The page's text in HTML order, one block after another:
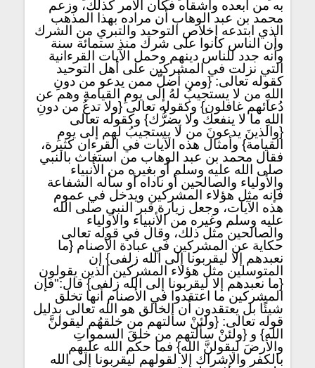
به من أبعده وأشقاه فكان الأمر كذلك، وزعم
محمد بن عبد الوهاب أن مراده بهذا المذهب
الذي ابتدعه إخلاص التوحيد والتبري من الشرك
وأن الناس كانوا على شرك منذ ستمائة سنة
وأنه جدد للناس دينهم وحمل الآيات القرءانية
التي نزلت في المشركين على أهل التوحيد
كقوله تعالى: {ومن أضلّ ممن يدعو من دونِ
اللهِ من لا يستجيبُ لهُ إلى يومِ القيامةِ وهم عن
دُعائهم غافلون} وكقوله تعالى {ولا تدعُ من دونِ
اللهِ ما لا ينفعكَ ولا يضرُّك} وكقوله تعالى
{والذينَ يدعونَ من لا يستجيبُ لهم إلى يومِ
القيامة} وأمثال هذه الآيات في القرءان كثيرة،
فقال محمد بن عبد الوهاب من استغاث بالنبي
صلى الله عليه وسلم أو بغيره من الأنبياء
والأولياء والصالحين أو ناداه أو سأله الشفاعة
فإنه مثل هؤلاء المشركين ويدخل في عموم
هذه الآيات، وجعل زيارة قبر النبي صلى الله
عليه وسلم وغيره من الأنبياء والأولياء
والصالحين مثل ذلك، وقال في قوله تعالى
حكاية عن المشركين في عبادة الأصنام {ما
نعبدهم إلا ليقربونا إلى الله زلفى} إن
المتوسلين مثل هؤلاء المشركين الذين يقولون
{ما نعبدهم إلا ليقربونا إلى الله زلفى} قال:"فإن
المشركين ما اعتقدوا في الأصنام أنها تخلق
شيئًا بل يعتقدون أن الخالق هو الله تعالى بدليل
قوله تعالى: {ولئنْ سألتهم من خلقهُم ليقولنَّ
الله} و {ولئنْ سألتهم من خلقَ السمواتِ
والأرضَ ليقولنَّ الله} فما حكم الله عليهم
بالكفر والإشراك إلا لقولهم ليقربونا إلى الله